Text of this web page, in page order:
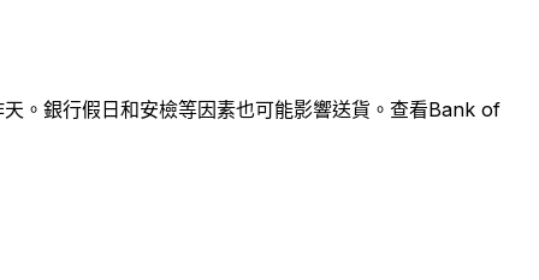
。銀行假日和安檢等因素也可能影響送貨。查看Bank of